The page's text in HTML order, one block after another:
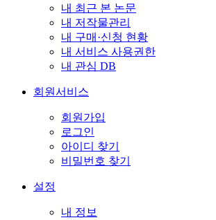
내 최근 본 논문
내 저작물관리
내 구매·신청 현황
내 서비스 사용권한
내 관심 DB
회원서비스
회원가입
로그인
아이디 찾기
비밀번호 찾기
설정
내 정보